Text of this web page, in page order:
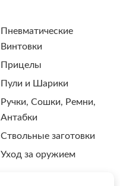
Пневматические
Винтовки
Прицелы
Пули и Шарики
Ручки, Сошки, Ремни,
Антабки
Ствольные заготовки
Уход за оружием